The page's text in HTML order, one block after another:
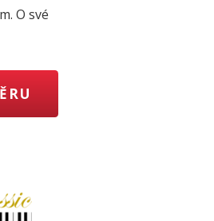
O své